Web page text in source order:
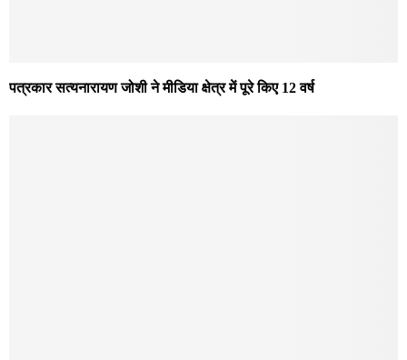
पत्रकार सत्यनारायण जोशी ने मीडिया क्षेत्र में पूरे किए 12 वर्ष